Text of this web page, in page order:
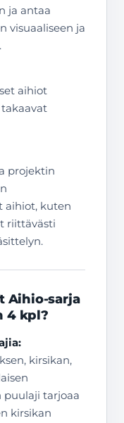
ja antaa
visuaaliseen ja
aihiot
projektin
aihiot, kuten
riittävästi
Aihio-sarja
4 kpl?
kirsikan,
puulaji tarjoaa
kirsikan